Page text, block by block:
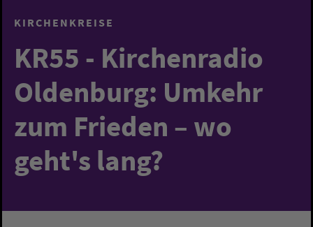
KIRCHENKREISE
KR55 - Kirchenradio
Oldenburg: Umkehr
zum Frieden – wo
geht's lang?